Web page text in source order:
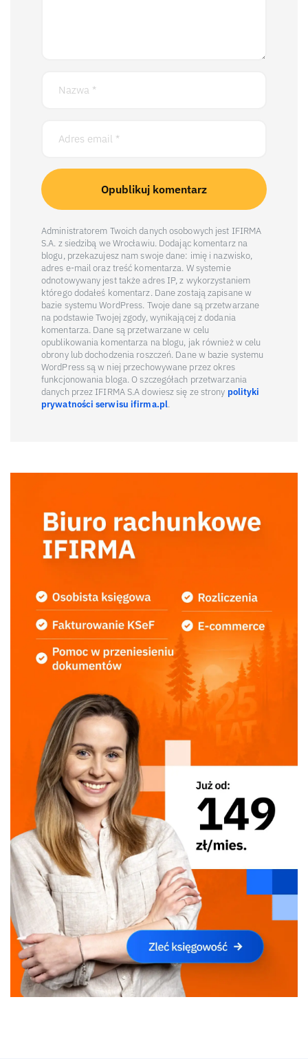
Administratorem Twoich danych osobowych jest IFIRMA
S.A. z siedzibą we Wrocławiu. Dodając komentarz na
blogu, przekazujesz nam swoje dane: imię i nazwisko,
adres e-mail oraz treść komentarza. W systemie
odnotowywany jest także adres IP, z wykorzystaniem
którego dodałeś komentarz. Dane zostają zapisane w
bazie systemu WordPress. Twoje dane są przetwarzane
na podstawie Twojej zgody, wynikającej z dodania
komentarza. Dane są przetwarzane w celu
opublikowania komentarza na blogu, jak również w celu
obrony lub dochodzenia roszczeń. Dane w bazie systemu
WordPress są w niej przechowywane przez okres
funkcjonowania bloga. O szczegółach przetwarzania
danych przez IFIRMA S.A dowiesz się ze strony polityki
prywatności serwisu ifirma.pl.